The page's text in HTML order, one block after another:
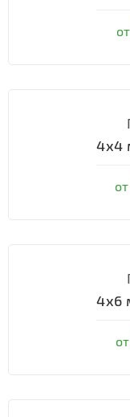
от
4х4
от
4х6
от